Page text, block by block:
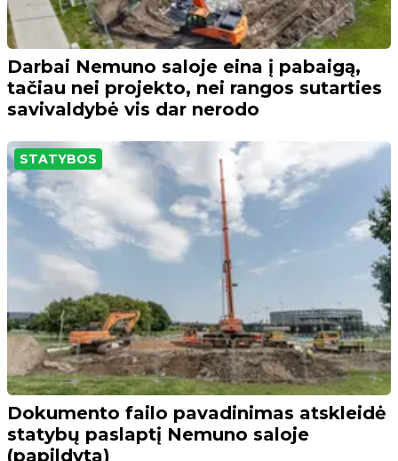
Darbai Nemuno saloje eina į pabaigą,
tačiau nei projekto, nei rangos sutarties
savivaldybė vis dar nerodo
STATYBOS
Dokumento failo pavadinimas atskleidė
statybų paslaptį Nemuno saloje
(papildyta)